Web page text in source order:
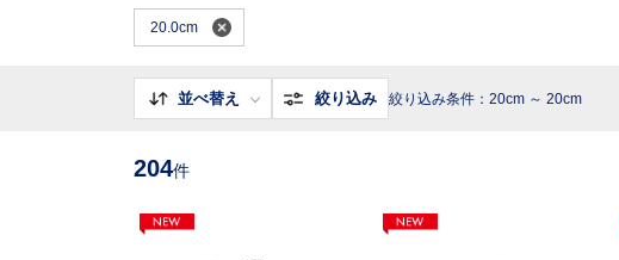
20.0cm
並べ替え 絞り込み 絞り込み条件：20cm ～ 20cm
204件